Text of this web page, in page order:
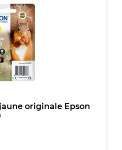
originale Epson